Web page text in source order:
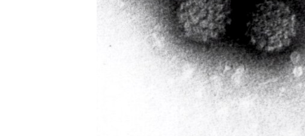
DESINFORMACIÓN RUSA EN
LA INVASIÓN DE RUSIA A UCRANIA